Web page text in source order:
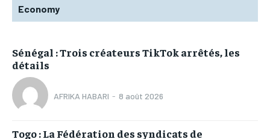
Economy
Sénégal : Trois créateurs TikTok arrêtés, les
détails
AFRIKA HABARI - 8 août 2026
Togo : La Fédération des syndicats de